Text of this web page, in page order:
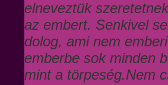
elneveztük
az embert. Senkivel
dolog, ami nem
emberbe sok minden
mint a törpeség.Nem